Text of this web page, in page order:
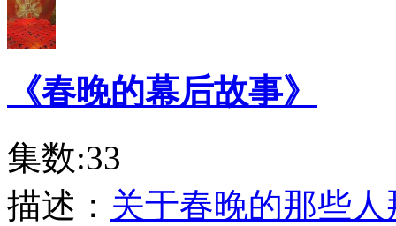
《春晚的幕后故事》
集数:33
描述： 关于春晚的那些